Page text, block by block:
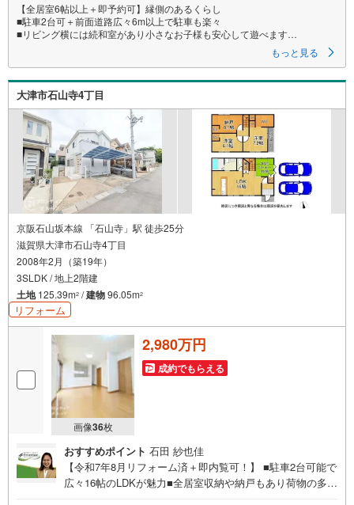
【全居室6帖以上＋即予約可】縁側のあるくらし
■駐車2台可＋前面道路広々6m以上で駐車も楽々
■リビング横には続和室があり小さなお子様も安心して遊べます
特徴
・納戸があるので多目的にご利用いただけます
・浴室には窓がありこまめに換気ができます
・スーパー・コンビニ徒歩10分圏内周辺環境充実
リフォーム内容（R7年5月）
・洗面所新調
・全室クロス/フロアタイル/CF/網戸一部/畳表/襖/障子貼替
・室内一部塗装
立地
・南郷小学校まで徒歩14分
・南郷中学校まで徒歩19分
弊社が選ばれる理由
1.お金の扱い方のプロ、ファイナンシャルプランナーが資金計画をサポー
ト！
2.買い替えなどにも対応できる売却専門チームあり！
3.たくさんの銀行と繋がりがあるため、最も低金利になるように審査が可
能！
弊社は専門家同士が連携をとっているため、より多くの知見がございま
お気軽にお問合せください！
もっと見る
大津市石山寺4丁目
京阪石山坂本線 「石山寺」駅 徒歩25分
滋賀県大津市石山寺4丁目
2008年2月（築19年）
3SLDK / 地上2階建
土地125.39m2 /建物96.05m2
リフォーム
画像36枚
2,980万円
成約でもらえる
おすすめポイント 石田 紗也佳
【令和7年8月リフォーム済＋即内覧可！】 ■駐車2台可能で
広々16帖のLDKが魅力■全居室収納や納戸もあり荷物の多い